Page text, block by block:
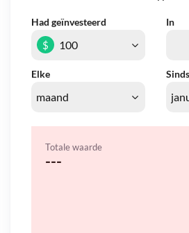
Had geïnvesteerd In
Elke Sinds
$
Totale waarde
---